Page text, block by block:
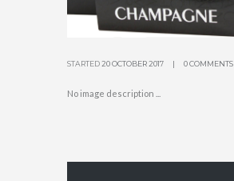
STARTED 20 OCTOBER 2017 0 COMMENTS
No image description ...